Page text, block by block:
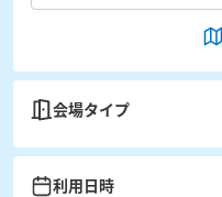
会場タイプ
利用日時